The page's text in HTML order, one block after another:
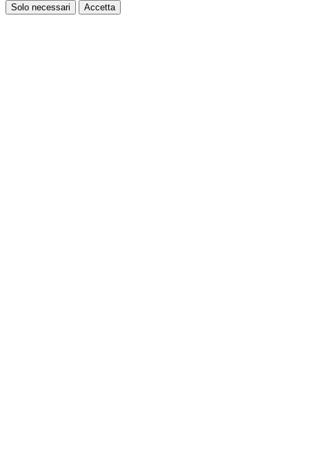
Solo necessari Accetta